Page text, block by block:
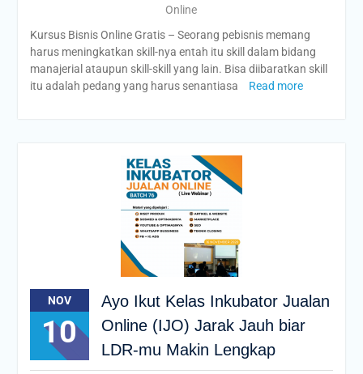
Online
Kursus Bisnis Online Gratis – Seorang pebisnis memang
harus meningkatkan skill-nya entah itu skill dalam bidang
manajerial ataupun skill-skill yang lain. Bisa diibaratkan skill
itu adalah pedang yang harus senantiasa
Read more
NOV
10
Ayo Ikut Kelas Inkubator Jualan
Online (IJO) Jarak Jauh biar
LDR-mu Makin Lengkap